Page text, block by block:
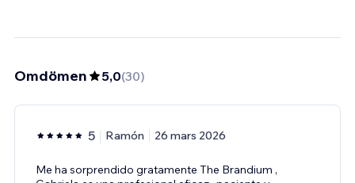
Omdömen 5,0(30)
5 Ramón 26 mars 2026
Me ha sorprendido gratamente The Brandium ,